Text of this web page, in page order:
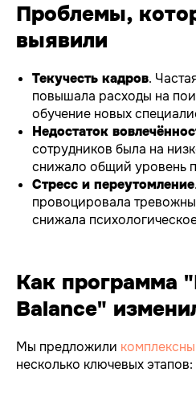
Проблемы,
выявили
Текучесть кадров.
повышала расходы на
обучение новых
Недостаток
сотрудников была на
снижало общий уровень
Стресс и переутомление
провоцировала
снижала
Как программа
Balance"
Мы предложили
несколько ключевых этапов: